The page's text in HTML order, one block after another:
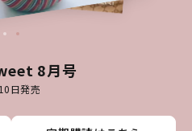
8月号
日発売